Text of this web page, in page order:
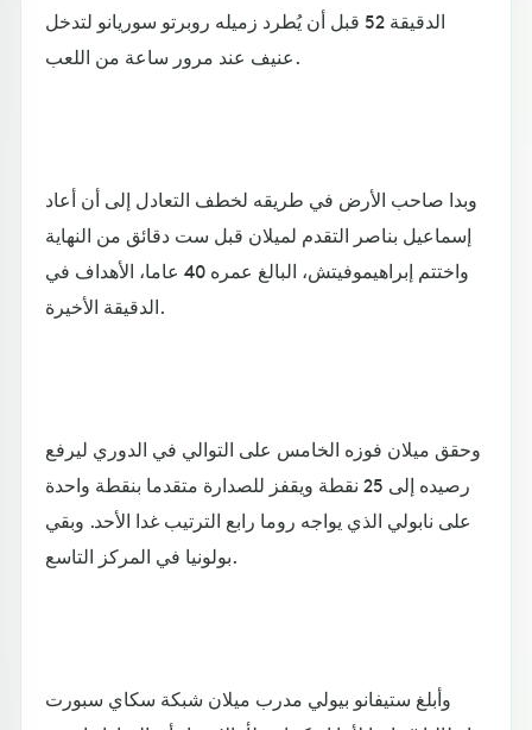
الدقيقة 52 قبل أن يُطرد زميله روبرتو سوريانو لتدخل
عنيف عند مرور ساعة من اللعب.
وبدا صاحب الأرض في طريقه لخطف التعادل إلى أن أعاد
إسماعيل بناصر التقدم لميلان قبل ست دقائق من النهاية
واختتم إبراهيموفيتش، البالغ عمره 40 عاما، الأهداف في
الدقيقة الأخيرة.
وحقق ميلان فوزه الخامس على التوالي في الدوري ليرفع
رصيده إلى 25 نقطة ويقفز للصدارة متقدما بنقطة واحدة
على نابولي الذي يواجه روما رابع الترتيب غدا الأحد. وبقي
بولونيا في المركز التاسع.
وأبلغ ستيفانو بيولي مدرب ميلان شبكة سكاي سبورت